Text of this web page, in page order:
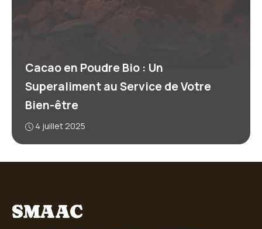
Cacao en Poudre Bio : Un
Superaliment au Service de Votre
Bien-être
4 juillet 2025
SMAAC